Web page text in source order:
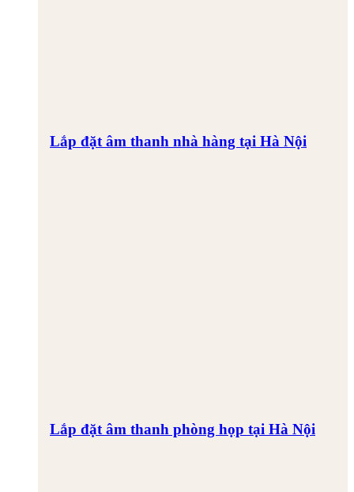
Lắp đặt âm thanh nhà hàng tại Hà Nội
Lắp đặt âm thanh phòng họp tại Hà Nội